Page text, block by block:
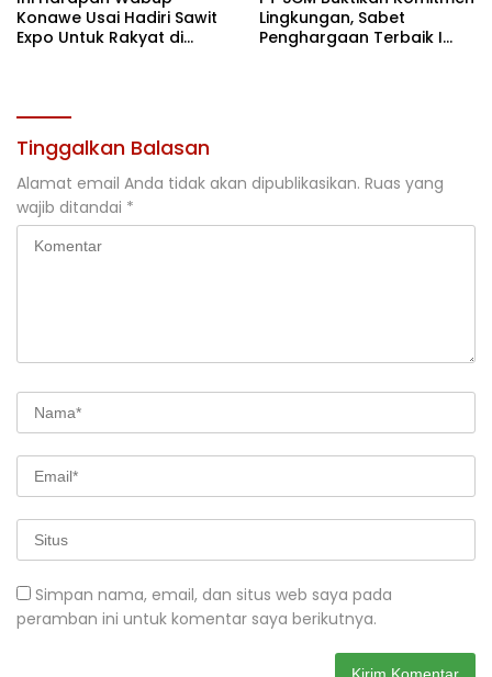
Konawe Usai Hadiri Sawit
Expo Untuk Rakyat di
Lingkungan, Sabet
Penghargaan Terbaik I
Tinggalkan Balasan
Alamat email Anda tidak akan dipublikasikan. Ruas yang
wajib ditandai *
Simpan nama, email, dan situs web saya pada
peramban ini untuk komentar saya berikutnya.